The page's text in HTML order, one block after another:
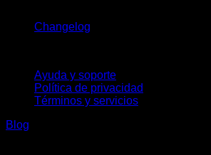
Changelog
Ayuda y soporte
Política de privacidad
Términos y servicios
Blog